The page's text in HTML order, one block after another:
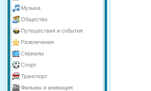
Музыка
Общество
Путешествия и события
Развлечения
Сериалы
Спорт
Транспорт
Фильмы и анимация